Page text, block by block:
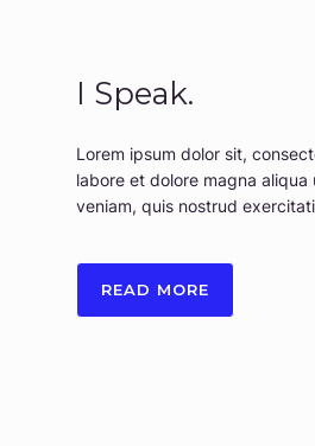
I Speak.
Lorem ipsum dolor sit,
labore et dolore magna aliqua
veniam, quis nostrud
READ MORE